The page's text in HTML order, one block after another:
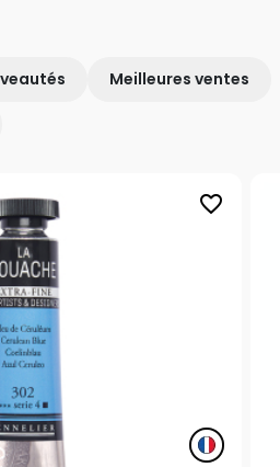
Meilleures ventes
favorite_border